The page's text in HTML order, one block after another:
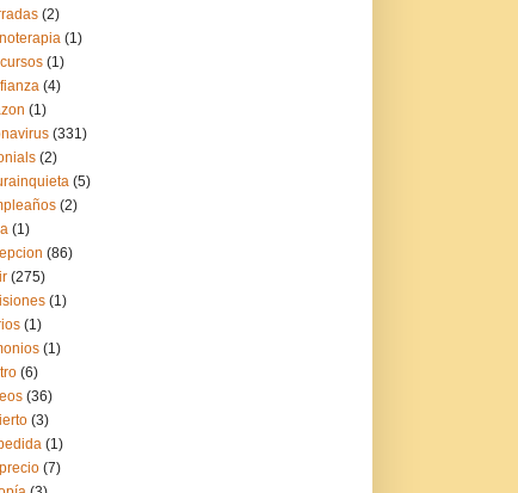
(2)
(1)
(1)
(4)
(1)
(331)
(2)
(5)
(2)
(1)
(86)
(275)
(1)
(1)
(1)
(6)
(36)
(3)
(1)
(7)